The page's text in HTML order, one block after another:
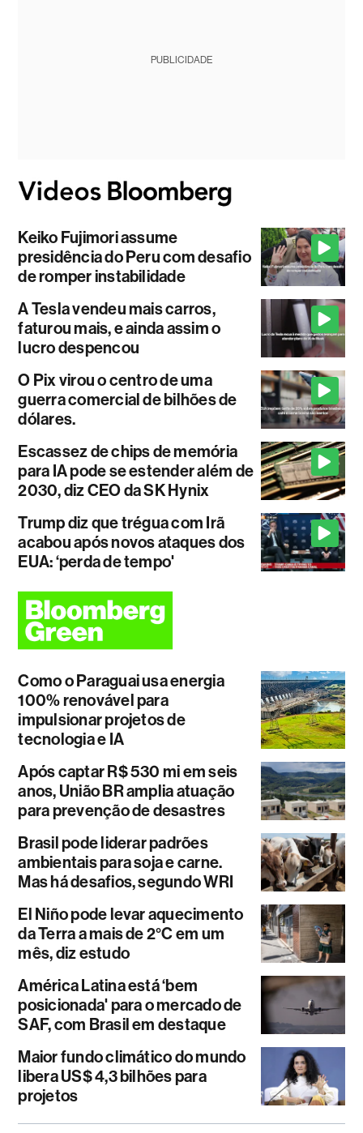
PUBLICIDADE
Keiko Fujimori assume
presidência do Peru com desafio
de romper instabilidade
A Tesla vendeu mais carros,
faturou mais, e ainda assim o
lucro despencou
O Pix virou o centro de uma
guerra comercial de bilhões de
dólares.
Escassez de chips de memória
para IA pode se estender além de
2030, diz CEO da SK Hynix
Trump diz que trégua com Irã
acabou após novos ataques dos
EUA: ‘perda de tempo'
Como o Paraguai usa energia
100% renovável para
impulsionar projetos de
tecnologia e IA
Após captar R$ 530 mi em seis
anos, União BR amplia atuação
para prevenção de desastres
Brasil pode liderar padrões
ambientais para soja e carne.
Mas há desafios, segundo WRI
El Niño pode levar aquecimento
da Terra a mais de 2°C em um
mês, diz estudo
América Latina está ‘bem
posicionada' para o mercado de
SAF, com Brasil em destaque
Maior fundo climático do mundo
libera US$ 4,3 bilhões para
projetos